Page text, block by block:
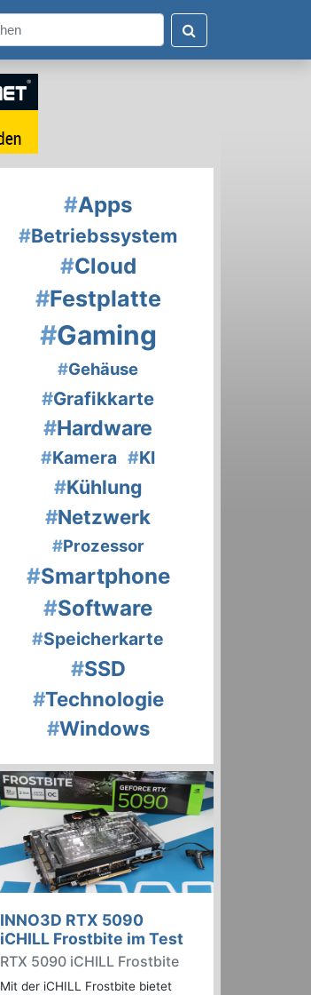
#Apps
#Betriebssystem
#Cloud
#Festplatte
#Gaming
#Gehäuse
#Grafikkarte
#Hardware
#Kamera #KI
#Kühlung
#Netzwerk
#Prozessor
#Smartphone
#Software
#Speicherkarte
#SSD
#Technologie
#Windows
INNO3D RTX 5090
iCHILL Frostbite im Test
RTX 5090 iCHILL Frostbite
Mit der iCHILL Frostbite bietet